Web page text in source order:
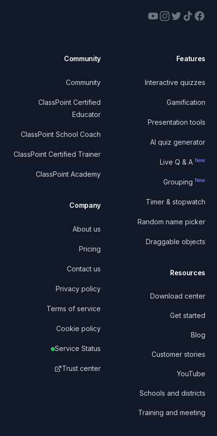
Facebook
TikTok
Twitter
Instagram
YouTube
Features
Interactive quizzes
Gamification
Presentation tools
AI quiz generator
Live Q & A New
Grouping New
Timer & stopwatch
Random name picker
Draggable objects
Resources
Download center
Get started
Blog
Customer stories
YouTube
Schools and districts
Training and meeting
Community
Community
ClassPoint Certified
Educator
ClassPoint School Coach
ClassPoint Certified Trainer
ClassPoint Academy
Company
About us
Pricing
Contact us
Privacy policy
Terms of service
Cookie policy
Service Status
Trust center